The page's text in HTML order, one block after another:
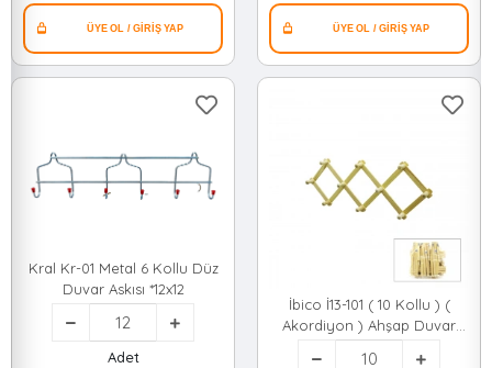
Kral Kr-01 Metal 6 Kollu Düz
Duvar Askısı *12x12
Adet
İbico İ13-101 ( 10 Kollu ) (
Akordiyon ) Ahşap Duvar
Askısı*10x10